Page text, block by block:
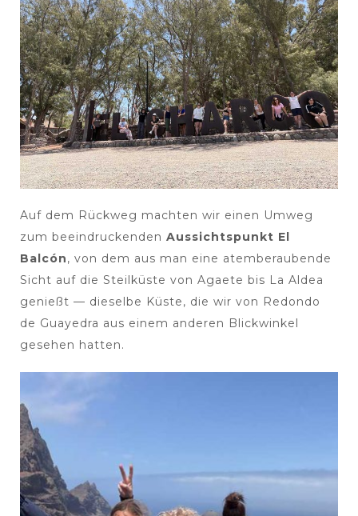
Auf dem Rückweg machten wir einen Umweg
zum beeindruckenden Aussichtspunkt El
Balcón, von dem aus man eine atemberaubende
Sicht auf die Steilküste von Agaete bis La Aldea
genießt — dieselbe Küste, die wir von Redondo
de Guayedra aus einem anderen Blickwinkel
gesehen hatten.